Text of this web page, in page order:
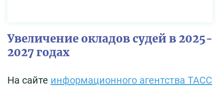
Увеличение окладов судей в 2025-
2027 годах
На сайте информационного агентства ТАСС